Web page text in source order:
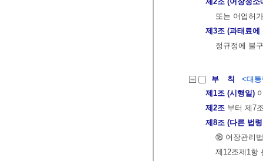
또는 어업허
제3조 (과태료에
정규정에 불
부 칙
<대
제1조 (시행일)
제2조 부터 제7
제8조 (다른 법
⑱ 어장관리
제12조제1항